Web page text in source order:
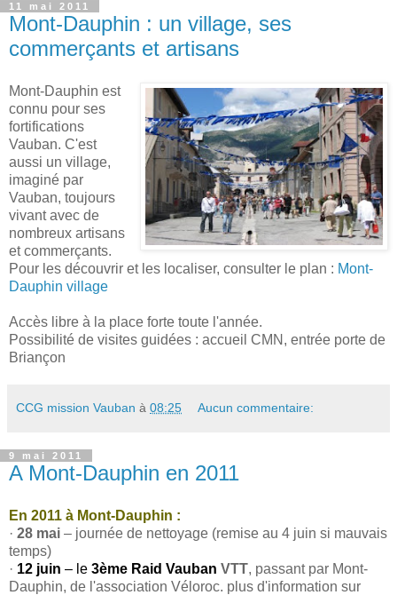
11 mai 2011
Mont-Dauphin : un village, ses
commerçants et artisans
Mont-Dauphin est
connu pour ses
fortifications
Vauban. C'est
aussi un village,
imaginé par
Vauban, toujours
vivant avec de
nombreux artisans
et commerçants.
Pour les découvrir et les localiser, consulter le plan : Mont-
Dauphin village
Accès libre à la place forte toute l'année.
Possibilité de visites guidées : accueil CMN, entrée porte de
Briançon
CCG mission Vauban à 08:25 Aucun commentaire:
9 mai 2011
A Mont-Dauphin en 2011
En 2011 à Mont-Dauphin :
· 28 mai – journée de nettoyage (remise au 4 juin si mauvais
temps)
· 12 juin – le 3ème Raid Vauban VTT, passant par Mont-
Dauphin, de l'association Véloroc. plus d'information sur